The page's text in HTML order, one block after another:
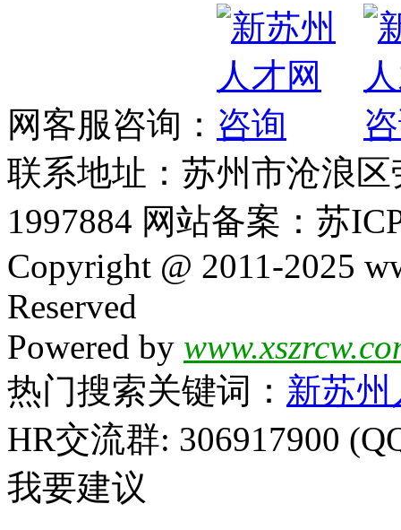
网客服咨询：
联系地址：苏州市沧浪
1997884 网站备案：苏
Copyright @ 2011-2025
Reserved
Powered by
热门搜索关键词： 新苏
HR交流群: 306917900
我要建议